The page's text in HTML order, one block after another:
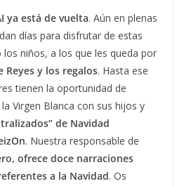
ya está de vuelta. Aún en plenas
días para disfrutar de estas
niños, a los que les queda por
Reyes y los regalos. Hasta ese
tienen la oportunidad de
Virgen Blanca con sus hijos y
de Navidad
. Nuestra responsable de
ofrece doce narraciones
a la Navidad. Os